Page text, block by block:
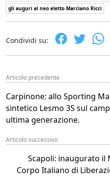
gli auguri al neo eletto Marciano Ricci
Condividi su:
Articolo precedente
Carpinone: allo Sporting
sintetico Lesmo 3S sul
ultima generazione.
Articolo successivo
Scapoli: inaugurato il
Corpo Italiano di